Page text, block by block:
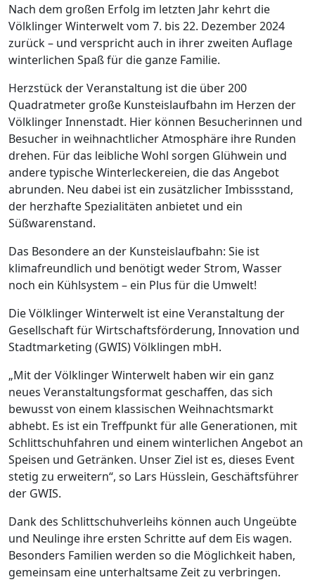
Nach dem großen Erfolg im letzten Jahr kehrt die
Völklinger Winterwelt vom 7. bis 22. Dezember 2024
zurück – und verspricht auch in ihrer zweiten Auflage
winterlichen Spaß für die ganze Familie.
Herzstück der Veranstaltung ist die über 200
Quadratmeter große Kunsteislaufbahn im Herzen der
Völklinger Innenstadt. Hier können Besucherinnen und
Besucher in weihnachtlicher Atmosphäre ihre Runden
drehen. Für das leibliche Wohl sorgen Glühwein und
andere typische Winterleckereien, die das Angebot
abrunden. Neu dabei ist ein zusätzlicher Imbissstand,
der herzhafte Spezialitäten anbietet und ein
Süßwarenstand.
Das Besondere an der Kunsteislaufbahn: Sie ist
klimafreundlich und benötigt weder Strom, Wasser
noch ein Kühlsystem – ein Plus für die Umwelt!
Die Völklinger Winterwelt ist eine Veranstaltung der
Gesellschaft für Wirtschaftsförderung, Innovation und
Stadtmarketing (GWIS) Völklingen mbH.
„Mit der Völklinger Winterwelt haben wir ein ganz
neues Veranstaltungsformat geschaffen, das sich
bewusst von einem klassischen Weihnachtsmarkt
abhebt. Es ist ein Treffpunkt für alle Generationen, mit
Schlittschuhfahren und einem winterlichen Angebot an
Speisen und Getränken. Unser Ziel ist es, dieses Event
stetig zu erweitern“, so Lars Hüsslein, Geschäftsführer
der GWIS.
Dank des Schlittschuhverleihs können auch Ungeübte
und Neulinge ihre ersten Schritte auf dem Eis wagen.
Besonders Familien werden so die Möglichkeit haben,
gemeinsam eine unterhaltsame Zeit zu verbringen.